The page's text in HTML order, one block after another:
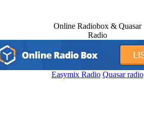
Online Radiobox & Quasar
Radio
Easymix Radio Quasar radio